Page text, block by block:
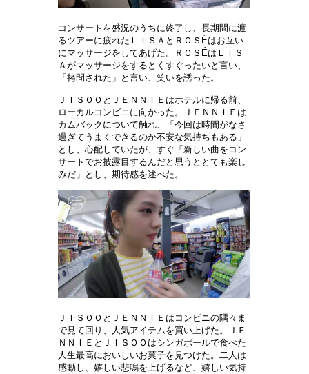
コンサートを盛況のうちに終了し、長期間に渡
るツアーに疲れたＬＩＳＡとＲＯＳÉはお互い
にマッサージをしてあげた。ＲＯＳÉはＬＩＳ
Ａがマッサージをするとくすぐったいと言い、
「拷問された」と言い、笑いを誘った。
ＪＩＳＯＯとＪＥＮＮＩＥはホテルに帰る前、
ローカルコンビニに向かった。ＪＥＮＮＩＥは
カムバックについて触れ、「今回は時間がなさ
過ぎてうまくできるのか不安な気持ちもある」
とし、心配していたが、すぐ「新しい曲をコン
サートでお披露目するんだと思うととても楽し
みだ」とし、期待感を述べた。
ＪＩＳＯＯとＪＥＮＮＩＥはコンビニの隅々ま
で見て回り、人気アイテムを買い上げた。ＪＥ
ＮＮＩＥとＪＩＳＯＯはシンガポールで食べた
人生最高においしいお菓子を見つけた。二人は
感動し、嬉しい悲鳴を上げるなど、嬉しい気持